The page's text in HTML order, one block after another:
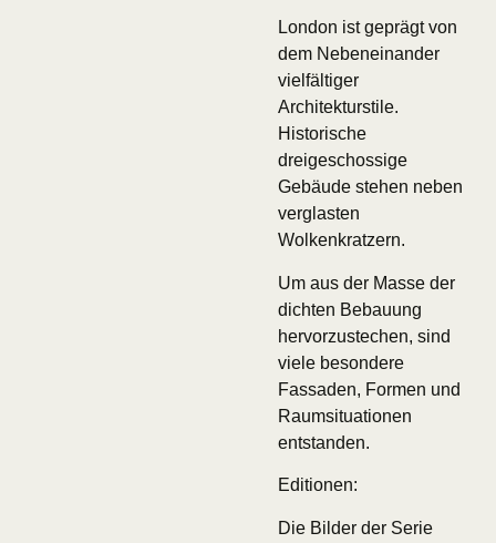
London ist geprägt von
dem Nebeneinander
vielfältiger
Architekturstile.
Historische
dreigeschossige
Gebäude stehen neben
verglasten
Wolkenkratzern.
Um aus der Masse der
dichten Bebauung
hervorzustechen, sind
viele besondere
Fassaden, Formen und
Raumsituationen
entstanden.
Editionen:
Die Bilder der Serie